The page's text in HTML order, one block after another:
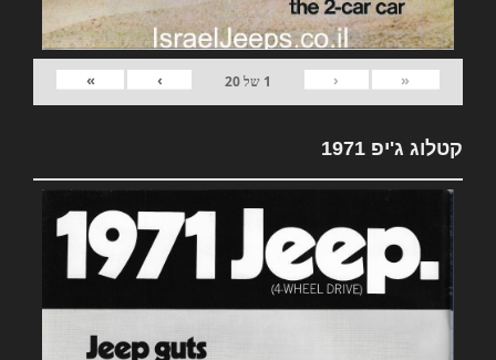
«
‹
1 של20
›
»
קטלוג ג'יפ 1971